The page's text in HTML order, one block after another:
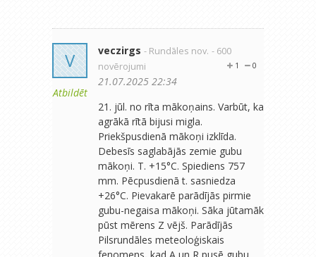
V
Atbildēt
veczirgs - Rundāles nov. - 600
novērojumi
0
1
21.07.2025 22:34
21. jūl. no rīta mākoņains. Varbūt, ka
agrākā rītā bijusi migla.
Priekšpusdienā mākoņi izklīda.
Debesīs saglabājās zemie gubu
mākoņi. T. +15°C. Spiediens 757
mm. Pēcpusdienā t. sasniedza
+26°C. Pievakarē parādījās pirmie
gubu-negaisa mākoņi. Sāka jūtamāk
pūst mērens Z vējš. Parādījās
Pilsrundāles meteoloģiskais